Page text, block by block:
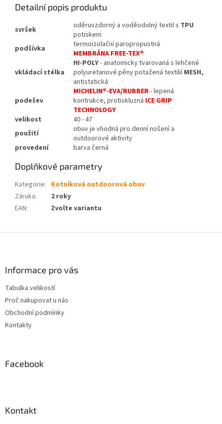
Detailní popis produktu
svršek oděruvzdorný a voděodolný textil s TPU
potiskem
podšívka
termoizolační paropropustná
MEMBRÁNA FREE-TEX®
vkládací stélka
HI-POLY- anatomicky tvarovaná s lehčené
polyuretanové pěny potažená textiliíMESH,
antistatická
podešev
MICHELIN®-EVA/RUBBER- lepená
kontrukce, protiskluzná ICE GRIP
TECHNOLOGY
velikost
40 - 47
použití
obuv je vhodná pro denní nošení a
outdoorové aktivity
provedení
barva černá
Doplňkové parametry
Kategorie: Kotníková outdoorová obuv
Záruka:
2 roky
EAN: Zvolte variantu
Informace pro vás
Tabulka velikostí
Proč nakupovat u nás
Obchodní podmínky
Kontakty
Facebook
Kontakt